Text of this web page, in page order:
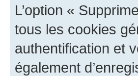
L’option «
tous les cookies
authentification et
également